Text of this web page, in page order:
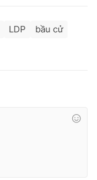
LDP
bầu cử